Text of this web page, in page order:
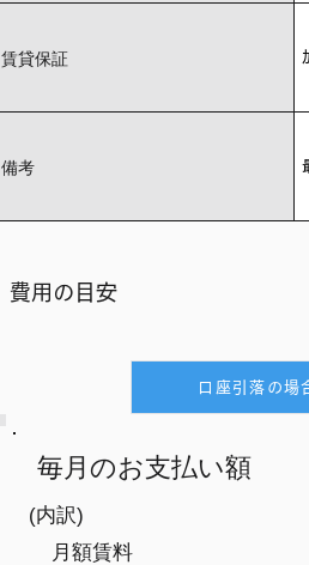
賃貸保証
備考
​費用の目安
口座引落の場
毎月のお支払い額
(内訳)
月額賃料